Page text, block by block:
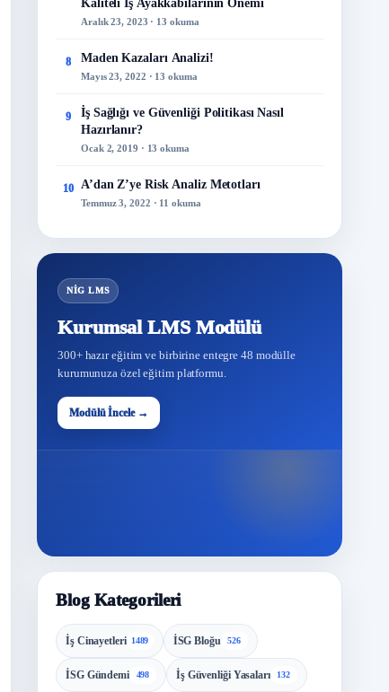
Kaliteli İş Ayakkabılarının Önemi
Aralık 23, 2023 · 13 okuma
8 Maden Kazaları Analizi!
Mayıs 23, 2022 · 13 okuma
9
İş Sağlığı ve Güvenliği Politikası Nasıl
Hazırlanır?
Ocak 2, 2019 · 13 okuma
10 A’dan Z’ye Risk Analiz Metotları
Temmuz 3, 2022 · 11 okuma
NİG LMS
Kurumsal LMS Modülü
300+ hazır eğitim ve birbirine entegre 48 modülle
kurumunuza özel eğitim platformu.
Modülü İncele →
48
Modül
Blog Kategorileri
İş Cinayetleri 1489 İSG Bloğu 526
İSG Gündemi 498 İş Güvenliği Yasaları 132